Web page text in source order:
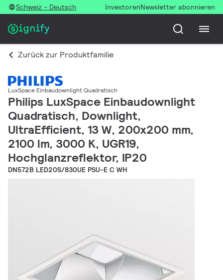
Schweiz - Deutsch InvestorenNewsletter abonnieren
Zurück zur Produktfamilie
LuxSpace Einbaudownlight Quadratisch
Philips LuxSpace Einbaudownlight
Quadratisch, Downlight,
UltraEfficient, 13 W, 200x200 mm,
2100 lm, 3000 K, UGR19,
Hochglanzreflektor, IP20
DN572B LED20S/830UE PSU-E C WH